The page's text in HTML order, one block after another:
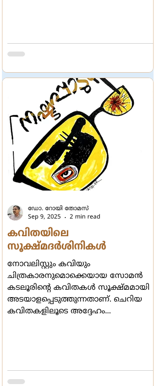
വഴുതിപ്പോകുന്നു. എന്നാല്‍ ചിലര്‍
വളരെ പതുക്കെ നീങ്ങുന്നവരുണ്ട്.
അവര്‍ നടന്നുനീങ്ങുന്നു. ചുറ്റും നോക്കി,
ഓരോ സൂക്ഷ്മഭംഗികളെയും
ആവാഹിച്ച് നീങ്ങുന്ന അവര്‍
തിടുക്കപ്പെടുന്നില്ല. അങ്ങന
കവിതയിലെ
സൂക്ഷ്മദര്‍ശിനികള്‍
നോവലിസ്റ്റും കവിയും
ചിത്രകാരനുമൊക്കെയായ സോമന്‍
കടലൂരിന്‍റെ കവിതകള്‍ സൂക്ഷ്മമായി
അടയാളപ്പെടുത്തുന്നതാണ്. ചെറിയ
കവിതകളിലൂടെ അദ്ദേഹം...
ഡോ. റോയി തോമസ്
Sep 9, 2025
2 min read